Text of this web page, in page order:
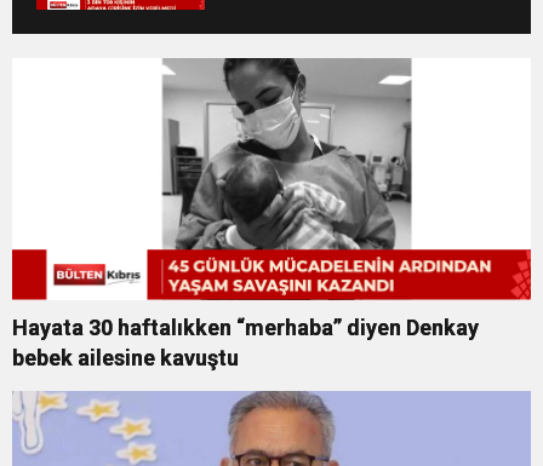
Hayata 30 haftalıkken “merhaba” diyen Denkay
bebek ailesine kavuştu